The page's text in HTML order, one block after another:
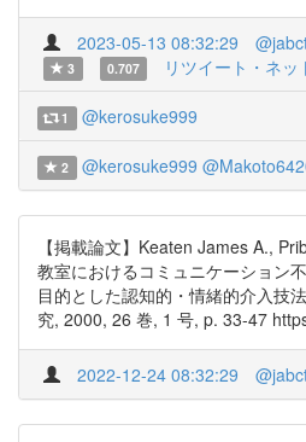
2023-05-13 08:32:29
3
0.707 リツイート・ネ
1 @kerosuke999
2 @kerosuke999
【掲載論文】Keaten James A.,
教室におけるコミュニケーション
目的とした認知的・情緒的介入技
究, 2000, 26 巻, 1 号, p. 33-47
2022-12-24 08:32:29